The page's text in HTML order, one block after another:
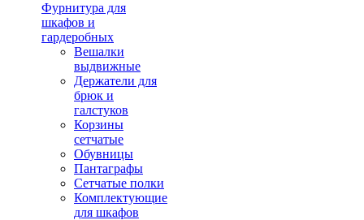
Фурнитура для
шкафов и
гардеробных
Вешалки
выдвижные
Держатели для
брюк и
галстуков
Корзины
сетчатые
Обувницы
Пантаграфы
Сетчатые полки
Комплектующие
для шкафов